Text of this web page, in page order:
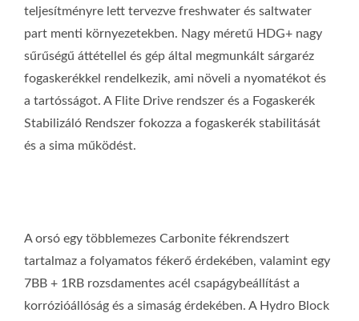
teljesítményre lett tervezve freshwater és saltwater
part menti környezetekben. Nagy méretű HDG+ nagy
sűrűségű áttétellel és gép által megmunkált sárgaréz
fogaskerékkel rendelkezik, ami növeli a nyomatékot és
a tartósságot. A Flite Drive rendszer és a Fogaskerék
Stabilizáló Rendszer fokozza a fogaskerék stabilitását
és a sima működést.
A orsó egy többlemezes Carbonite fékrendszert
tartalmaz a folyamatos fékerő érdekében, valamint egy
7BB + 1RB rozsdamentes acél csapágybeállítást a
korrózióállóság és a simaság érdekében. A Hydro Block